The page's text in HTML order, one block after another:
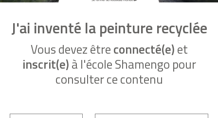
J'ai inventé la peinture recyclée
Vous devez êtreconnecté(e)et
inscrit(e)à l'école Shamengo pour
consulter ce contenu